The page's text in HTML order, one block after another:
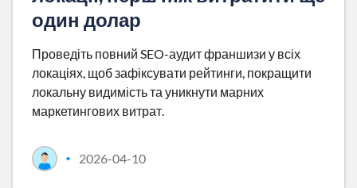
один долар
Проведіть повний SEO-аудит франшизи у всіх
локаціях, щоб зафіксувати рейтинги, покращити
локальну видимість та уникнути марних
маркетингових витрат.
• 2026-04-10